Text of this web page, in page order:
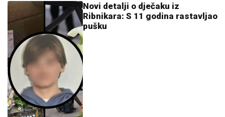
Novi detalji o d‌ječaku iz
Ribnikara: S 11 godina rastavljao
pušku